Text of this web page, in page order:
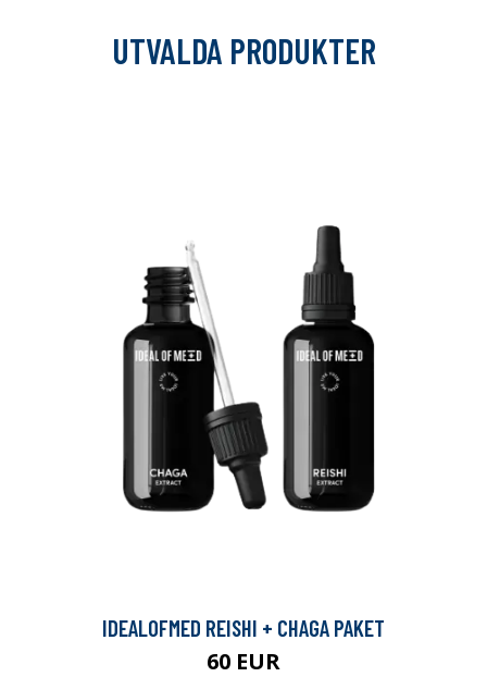
UTVALDA PRODUKTER
IDEALOFMED REISHI + CHAGA PAKET
60 EUR